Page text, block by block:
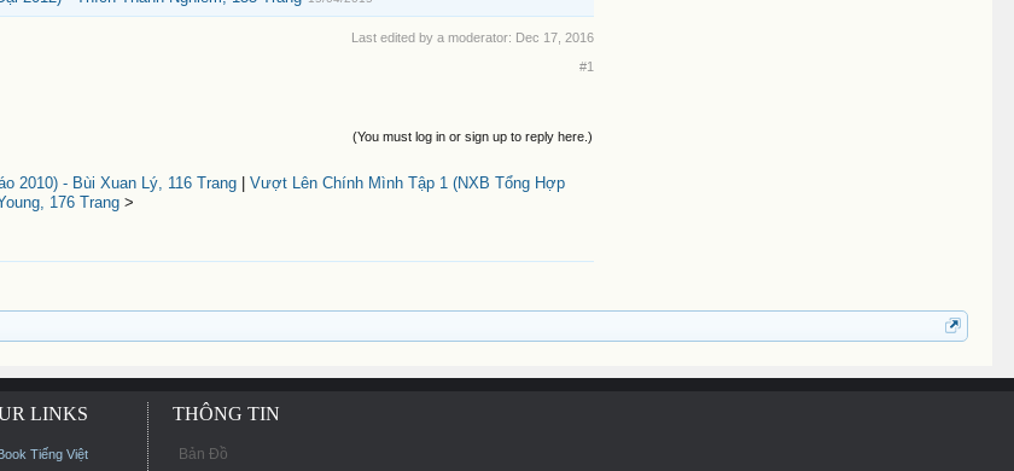
Last edited by a moderator: Dec 17, 2016
#1
(You must log in or sign up to reply here.)
2010) - Bùi Xuan Lý, 116 Trang| Vượt Lên Chính Mình Tập 1 (NXB Tổng Hợp
176 Trang >
LINKS
Tiếng Việt
THÔNG TIN
Bản Đồ